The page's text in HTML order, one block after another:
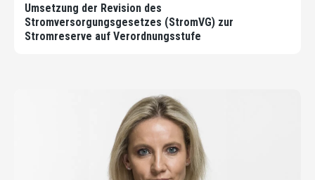
Umsetzung der Revision des
Stromversorgungsgesetzes (StromVG) zur
Stromreserve auf Verordnungsstufe